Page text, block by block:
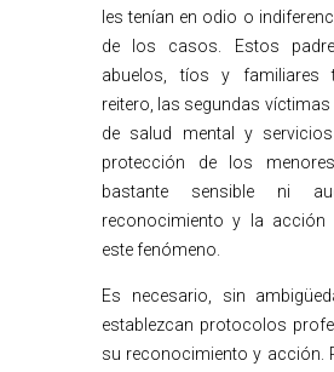
les tenían en odio o
de los casos. Estos
abuelos, tíos y familiares
reitero, las segundas víctimas
de salud mental y
protección de los
bastante sensible ni
reconocimiento y la acción
este fenómeno.
Es necesario, sin
establezcan protocolos
su reconocimiento y acción.